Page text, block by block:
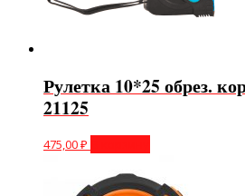
Рулетка 10*25 обрез.
21125
475,00₽